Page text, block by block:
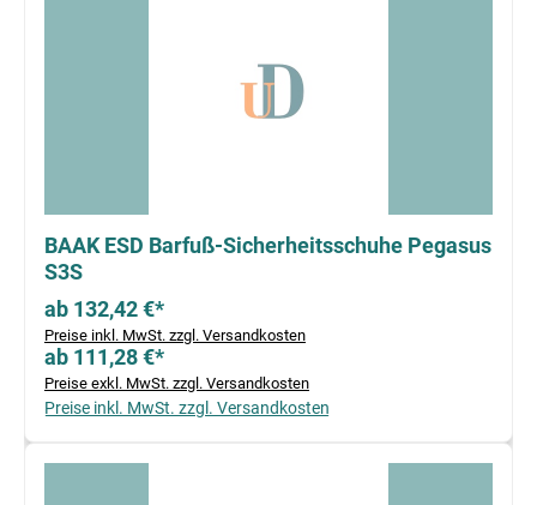
BAAK ESD Barfuß-Sicherheitsschuhe Pegasus
S3S
ab 132,42 €*
Preise inkl. MwSt. zzgl. Versandkosten
ab 111,28 €*
Preise exkl. MwSt. zzgl. Versandkosten
Preise inkl. MwSt. zzgl. Versandkosten